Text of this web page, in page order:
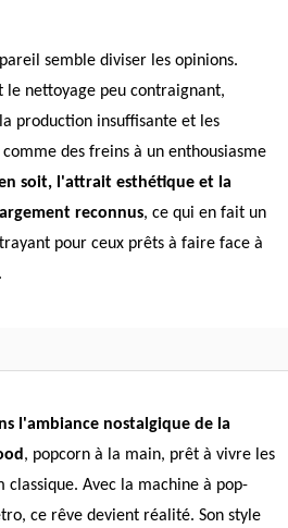
semble diviser les opinions.
le nettoyage peu contraignant,
production insuffisante et les
des freins à un enthousiasme
soit, l'attrait esthétique et la
reconnus, ce qui en fait un
pour ceux prêts à faire face à
l'ambiance nostalgique de la
, popcorn à la main, prêt à vivre les
Avec la machine à pop-
ce rêve devient réalité. Son style